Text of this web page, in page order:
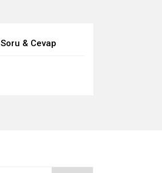
Soru & Cevap